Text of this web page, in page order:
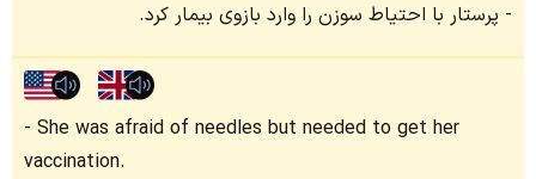
پرستار با احتیاط سوزن را وارد بازوی بیمار کرد.
She was afraid of needles but needed to get her
vaccination.